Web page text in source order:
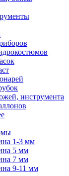
инструмента
1-3 мм
5 мм
7 мм
9-11 мм